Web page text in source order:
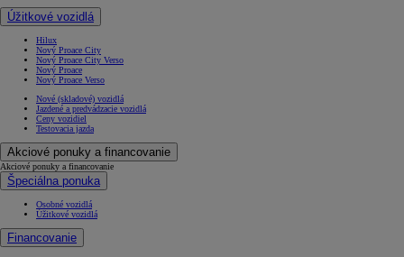
Úžitkové vozidlá
Hilux
Nový Proace City
Nový Proace City Verso
Nový Proace
Nový Proace Verso
Nové (skladové) vozidlá
Jazdené a predvádzacie vozidlá
Ceny vozidiel
Testovacia jazda
Akciové ponuky a financovanie
Akciové ponuky a financovanie
Špeciálna ponuka
Osobné vozidlá
Úžitkové vozidlá
Financovanie